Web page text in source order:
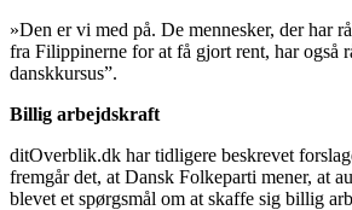
»Den er vi med på. De mennesker, der har
fra Filippinerne for at få gjort rent, har også
danskkursus”.
Billig arbejdskraft
ditOverblik.dk har tidligere beskrevet
fremgår det, at Dansk Folkeparti mener, at
blevet et spørgsmål om at skaffe sig billig